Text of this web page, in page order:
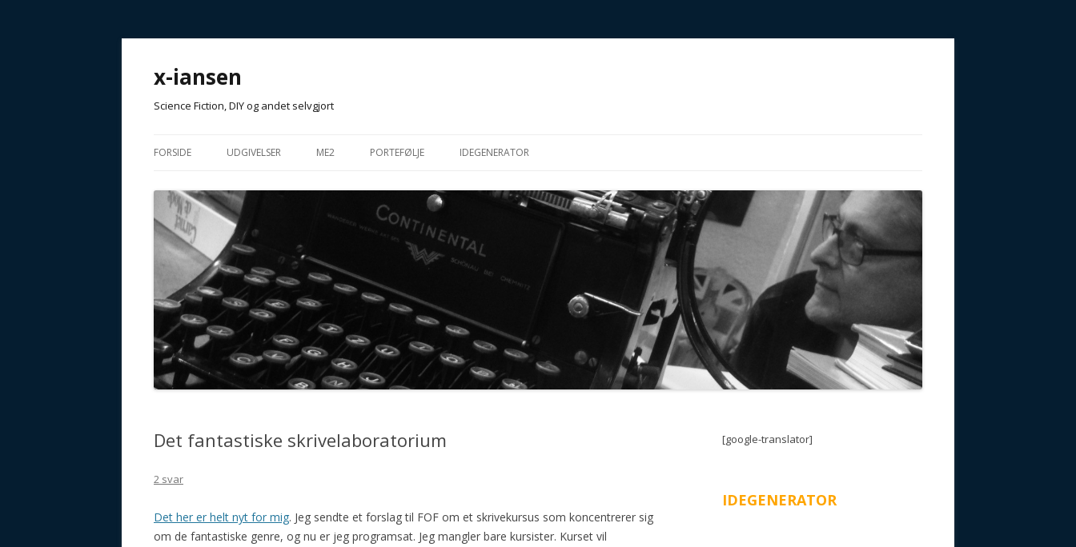
x-iansen
Science Fiction, DIY og andet selvgjort
FORSIDE UDGIVELSER
ANTOLOGIER
TIDSSKRIFTER / MAGASINER
ARTIKLER
ANDET…
GALAKTISKE FORESTILLINGER
GALAKTISCHE VORSTELLUNGEN
ME2
MUFFINS (METTES
AFHÆNGIGHEDSMUFFINS)
PORTEFØLJE IDEGENERATOR
Det fantastiske skrivelaboratorium
2 svar
Det her er helt nyt for mig. Jeg sendte et forslag til FOF om et skrivekursus som koncentrerer sig
om de fantastiske genre, og nu er jeg programsat. Jeg mangler bare kursister. Kurset vil
[google-translator]
IDEGENERATOR